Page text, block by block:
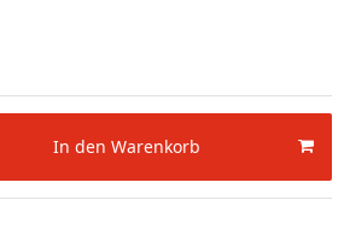
In den Warenkorb